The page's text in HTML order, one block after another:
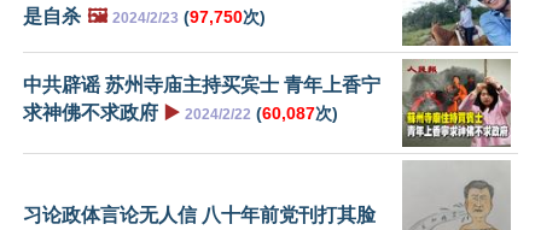
是自杀 🖼️ 2024/2/23 (97,750次)
中共辟谣 苏州寺庙主持买宾士 青年上香宁
求神佛不求政府 ▶️ 2024/2/22 (60,087次)
习论政体言论无人信 八十年前党刊打其脸